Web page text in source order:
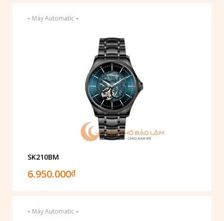
- Máy Automatic -
SK210BM
6.950.000₫
- Máy Automatic -